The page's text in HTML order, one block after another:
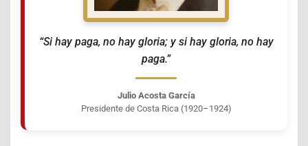
“Si hay paga, no hay gloria; y si hay gloria, no hay
paga.”
Julio Acosta García
Presidente de Costa Rica (1920–1924)